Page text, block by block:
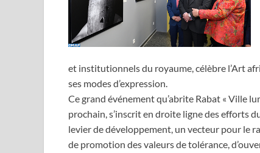
et institutionnels du royaume, célèbre l’Art
ses modes d’expression.
Ce grand événement qu’abrite Rabat « Ville
prochain, s’inscrit en droite ligne des efforts
levier de développement, un vecteur pour le
de promotion des valeurs de tolérance,